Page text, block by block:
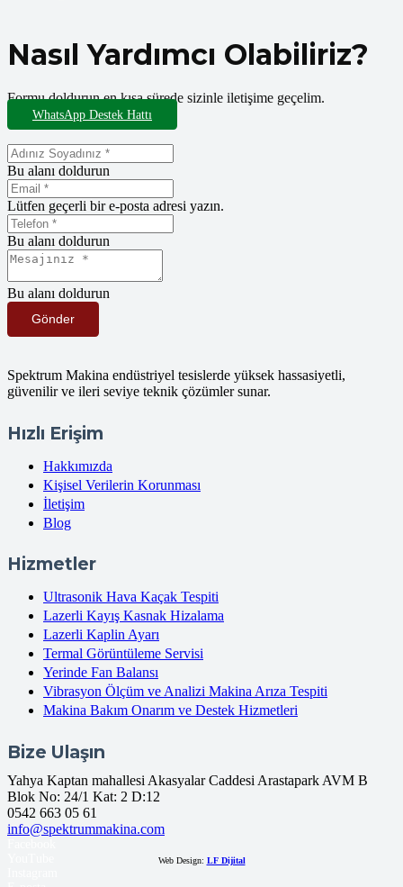
Nasıl Yardımcı Olabiliriz?
Formu doldurun en kısa sürede sizinle iletişime geçelim.
WhatsApp Destek Hattı
Bu alanı doldurun
Lütfen geçerli bir e-posta adresi yazın.
Bu alanı doldurun
Bu alanı doldurun
Gönder
Spektrum Makina endüstriyel tesislerde yüksek hassasiyetli,
güvenilir ve ileri seviye teknik çözümler sunar.
Hızlı Erişim
Hakkımızda
Kişisel Verilerin Korunması
İletişim
Blog
Hizmetler
Ultrasonik Hava Kaçak Tespiti
Lazerli Kayış Kasnak Hizalama
Lazerli Kaplin Ayarı
Termal Görüntüleme Servisi
Yerinde Fan Balansı
Vibrasyon Ölçüm ve Analizi Makina Arıza Tespiti
Makina Bakım Onarım ve Destek Hizmetleri
Bize Ulaşın
Yahya Kaptan mahallesi Akasyalar Caddesi Arastapark AVM B
Blok No: 24/1 Kat: 2 D:12
0542 663 05 61
info@spektrummakina.com
Web Design: LF Dijital